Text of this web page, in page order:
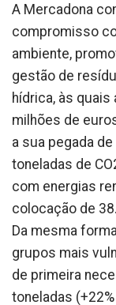
A Mercadona
compromisso
ambiente,
gestão de
hídrica, às
milhões de
a sua pegada
toneladas de
com energias
colocação de
Da mesma
grupos mais
de primeira
toneladas